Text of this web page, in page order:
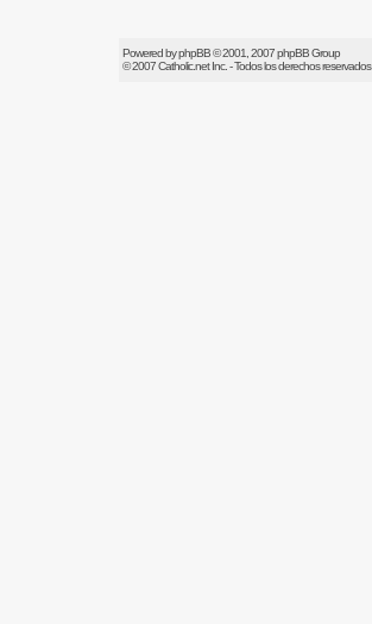
Powered byphpBB© 2001, 2007 phpBB Group
© 2007Catholic.netInc. - Todos los derechos reservados